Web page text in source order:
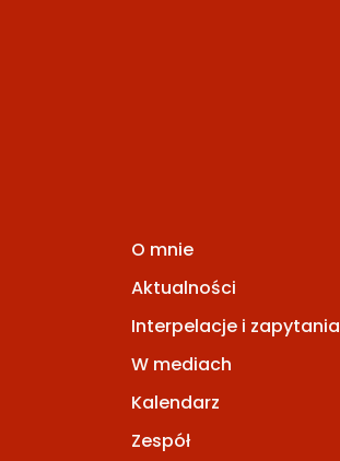
O mnie
Aktualności
Interpelacje i zapytania
W mediach
Kalendarz
Zespół